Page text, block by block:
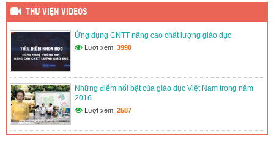
THƯ VIỆN VIDEOS
Ứng dụng CNTT nâng cao chất lượng giáo dục
Lượt xem: 3990
Những điểm nổi bật của giáo dục Việt Nam trong năm
2016
Lượt xem: 2587